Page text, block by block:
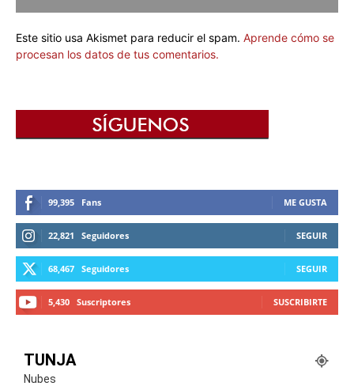
Este sitio usa Akismet para reducir el spam. Aprende cómo se
procesan los datos de tus comentarios.
99,395 Fans ME GUSTA
22,821 Seguidores SEGUIR
68,467 Seguidores SEGUIR
5,430 Suscriptores SUSCRIBIRTE
TUNJA
Nubes